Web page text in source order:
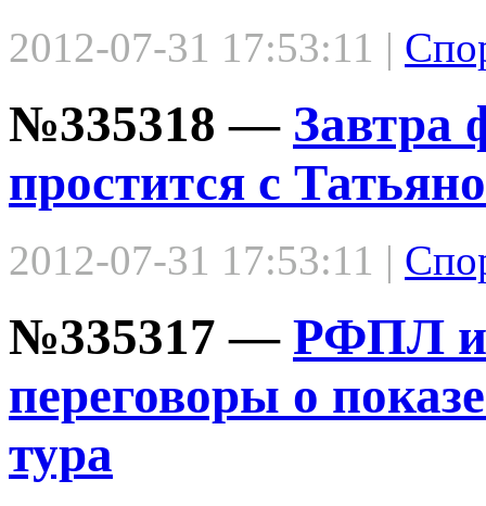
2012-07-31 17:53:11 |
№335318 — Завтра
простится с
2012-07-31 17:53:11 |
№335317 — РФПЛ и
переговоры о
тура